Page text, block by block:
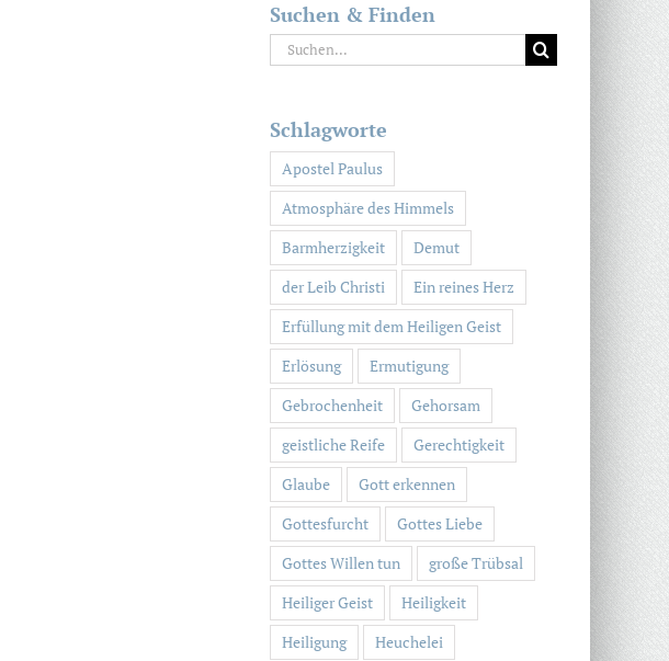
Suchen & Finden
Suche
nach:
Schlagworte
Apostel Paulus
Atmosphäre des Himmels
Barmherzigkeit
Demut
der Leib Christi
Ein reines Herz
Erfüllung mit dem Heiligen Geist
Erlösung
Ermutigung
Gebrochenheit
Gehorsam
geistliche Reife
Gerechtigkeit
Glaube
Gott erkennen
Gottesfurcht
Gottes Liebe
Gottes Willen tun
große Trübsal
Heiliger Geist
Heiligkeit
Heiligung
Heuchelei